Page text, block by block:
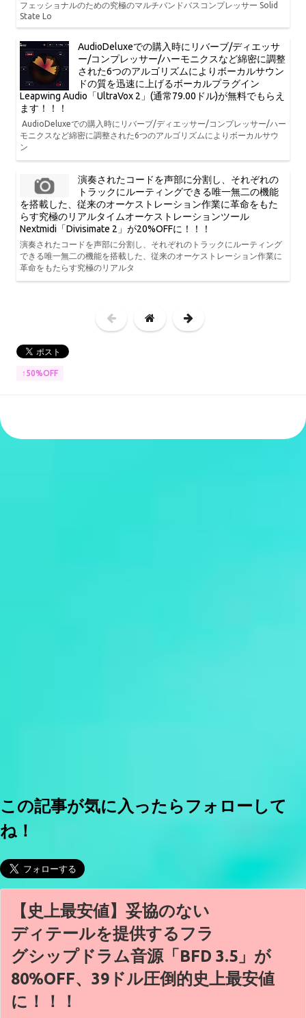
フェッショナルのための究極のマルチバンドバスコンプレッサー Solid
State Lo
AudioDeluxeでの購入時にリバーブ/ディエッサ
ー/コンプレッサー/ハーモニクスなど綿密に調整
された6つのアルゴリズムによりボーカルサウン
ドの質を迅速に上げるボーカルプラグイン
Leapwing Audio「UltraVox 2」(通常79.00ドル)が無料でもらえ
ます！！！
AudioDeluxeでの購入時にリバーブ/ディエッサー/コンプレッサー/ハー
モニクスなど綿密に調整された6つのアルゴリズムによりボーカルサウ
ン
演奏されたコードを声部に分割し、それぞれの
トラックにルーティングできる唯一無二の機能
を搭載した、従来のオーケストレーション作業に革命をもた
らす究極のリアルタイムオーケストレーションツール
Nextmidi「Divisimate 2」が20%OFFに！！！
演奏されたコードを声部に分割し、それぞれのトラックにルーティング
できる唯一無二の機能を搭載した、従来のオーケストレーション作業に
革命をもたらす究極のリアルタ
↑50%OFF
この記事が気に入ったらフォローして
ね！
【史上最安値】妥協のない
ディテールを提供するフラ
グシップドラム音源「BFD 3.5」が
80%OFF、39ドル圧倒的史上最安値
に！！！